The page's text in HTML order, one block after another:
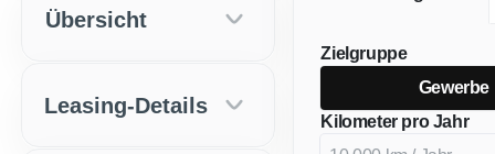
Zielgruppe
Gewerbe
Kilometer pro Jahr
Übersicht
Leasing-Details